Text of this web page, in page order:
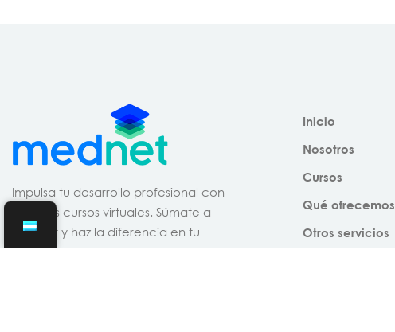
Impulsa tu desarrollo profesional con
nuestros cursos virtuales. Súmate a
Mednet y haz la diferencia en tu
práctica.
Inicio
Nosotros
Cursos
Qué ofrecemos
Otros servicios